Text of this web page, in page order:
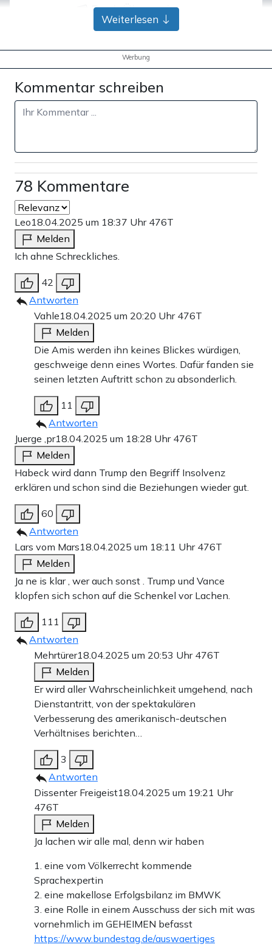
Bank-Überweisung
Weiterlesen
Werbung
Kommentar schreiben
78 Kommentare
Leo18.04.2025 um 18:37 Uhr 476T
Melden
Ich ahne Schreckliches.
42
Antworten
Vahle18.04.2025 um 20:20 Uhr 476T
Melden
Die Amis werden ihn keines Blickes würdigen,
geschweige denn eines Wortes. Dafür fanden sie
seinen letzten Auftritt schon zu absonderlich.
11
Antworten
Juerge ,pr18.04.2025 um 18:28 Uhr 476T
Melden
Habeck wird dann Trump den Begriff Insolvenz
erklären und schon sind die Beziehungen wieder gut.
60
Antworten
Lars vom Mars18.04.2025 um 18:11 Uhr 476T
Melden
Ja ne is klar , wer auch sonst . Trump und Vance
klopfen sich schon auf die Schenkel vor Lachen.
111
Antworten
Mehrtürer18.04.2025 um 20:53 Uhr 476T
Melden
Er wird aller Wahrscheinlichkeit umgehend, nach
Dienstantritt, von der spektakulären
Verbesserung des amerikanisch-deutschen
Verhältnises berichten…
3
Antworten
Dissenter Freigeist18.04.2025 um 19:21 Uhr
476T
Melden
Ja lachen wir alle mal, denn wir haben
1. eine vom Völkerrecht kommende
Sprachexpertin
2. eine makellose Erfolgsbilanz im BMWK
3. eine Rolle in einem Ausschuss der sich mit was
vornehmlich im GEHEIMEN befasst
https://www.bundestag.de/auswaertiges